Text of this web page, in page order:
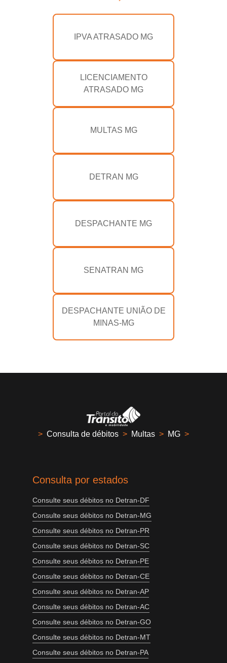
IPVA ATRASADO MG
LICENCIAMENTO
ATRASADO MG
MULTAS MG
DETRAN MG
DESPACHANTE MG
SENATRAN MG
DESPACHANTE UNIÃO DE
MINAS-MG
> Consulta de débitos > Multas > MG >
Consulta por estados
Consulte seus débitos no Detran-DF
Consulte seus débitos no Detran-MG
Consulte seus débitos no Detran-PR
Consulte seus débitos no Detran-SC
Consulte seus débitos no Detran-PE
Consulte seus débitos no Detran-CE
Consulte seus débitos no Detran-AP
Consulte seus débitos no Detran-AC
Consulte seus débitos no Detran-GO
Consulte seus débitos no Detran-MT
Consulte seus débitos no Detran-PA